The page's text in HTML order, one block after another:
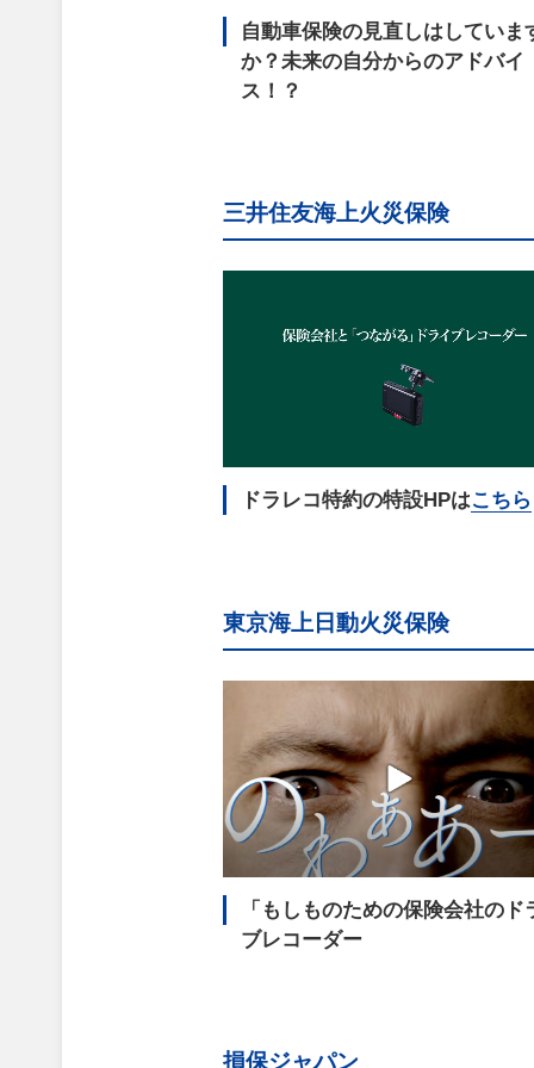
自動車保険の見直しはしていま
か？未来の自分からのアドバイ
ス！？
三井住友海上火災保険
ドラレコ特約の特設HPはこちら
東京海上日動火災保険
「もしものための保険会社のド
ブレコーダー
損保ジャパン